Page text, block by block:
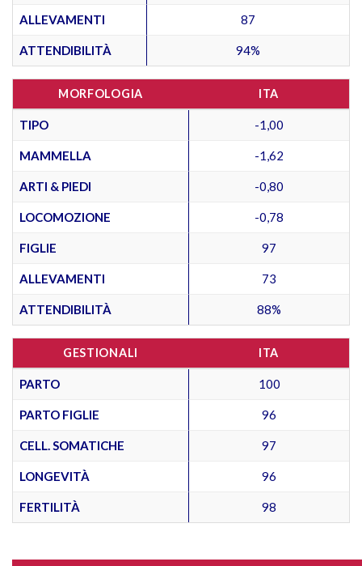
ALLEVAMENTI 87
ATTENDIBILITÀ 94%
MORFOLOGIA ITA
TIPO -1,00
MAMMELLA -1,62
ARTI & PIEDI -0,80
LOCOMOZIONE -0,78
FIGLIE 97
ALLEVAMENTI 73
ATTENDIBILITÀ 88%
GESTIONALI ITA
PARTO 100
PARTO FIGLIE 96
CELL. SOMATICHE 97
LONGEVITÀ 96
FERTILITÀ 98